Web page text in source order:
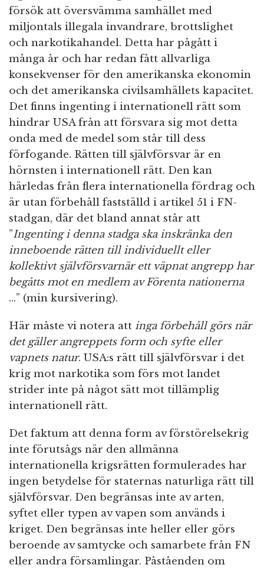
försök att översvämma samhället med
miljontals illegala invandrare, brottslighet
och narkotikahandel. Detta har pågått i
många år och har redan fått allvarliga
konsekvenser för den amerikanska ekonomin
och det amerikanska civilsamhällets kapacitet.
Det finns ingenting i internationell rätt som
hindrar USA från att försvara sig mot detta
onda med de medel som står till dess
förfogande. Rätten till självförsvar är en
hörnsten i internationell rätt. Den kan
härledas från flera internationella fördrag och
är utan förbehåll fastställd i artikel 51 i FN-
stadgan, där det bland annat står att
”Ingenting i denna stadga ska inskränka den
inneboende rätten till individuellt eller
kollektivt självförsvarnär ett väpnat angrepp har
begåtts mot en medlem av Förenta nationerna
…” (min kursivering).
Här måste vi notera att inga förbehåll görs när
det gäller angreppets form och syfte eller
vapnets natur. USA:s rätt till självförsvar i det
krig mot narkotika som förs mot landet
strider inte på något sätt mot tillämplig
internationell rätt.
Det faktum att denna form av förstörelsekrig
inte förutsågs när den allmänna
internationella krigsrätten formulerades har
ingen betydelse för staternas naturliga rätt till
självförsvar. Den begränsas inte av arten,
syftet eller typen av vapen som används i
kriget. Den begränsas inte heller eller görs
beroende av samtycke och samarbete från FN
eller andra församlingar. Påståenden om